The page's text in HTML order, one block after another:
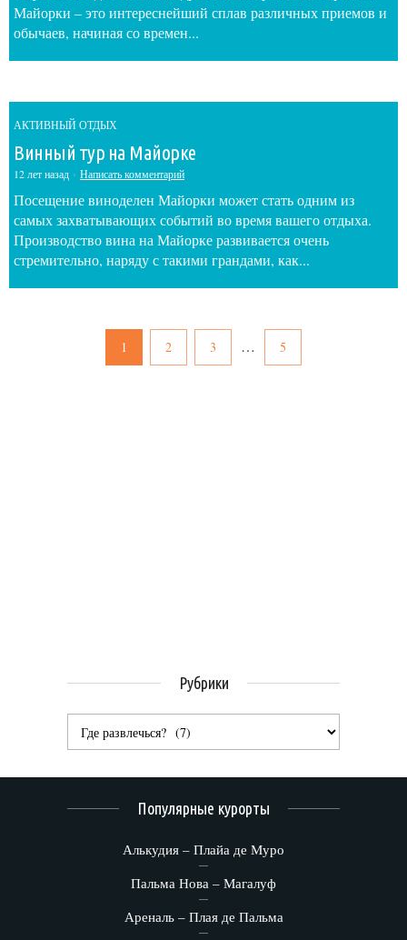
Майорки – это интереснейший сплав различных приемов и
обычаев, начиная со времен...
АКТИВНЫЙ ОТДЫХ
Винный тур на Майорке
12 лет назад Написать комментарий
Посещение виноделен Майорки может стать одним из
самых захватывающих событий во время вашего отдыха.
Производство вина на Майорке развивается очень
стремительно, наряду с такими грандами, как...
1 2 3 … 5
Рубрики
Популярные курорты
Алькудия – Плайа де Муро
Пальма Нова – Магалуф
Ареналь – Плая де Пальма